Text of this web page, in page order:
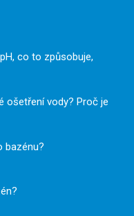
co to způsobuje,
ošetření vody? Proč je
bazénu?